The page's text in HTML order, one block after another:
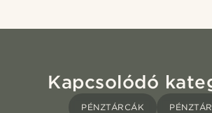
Kapcsolódó
PÉNZTÁRCÁK